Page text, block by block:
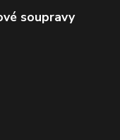
soupravy